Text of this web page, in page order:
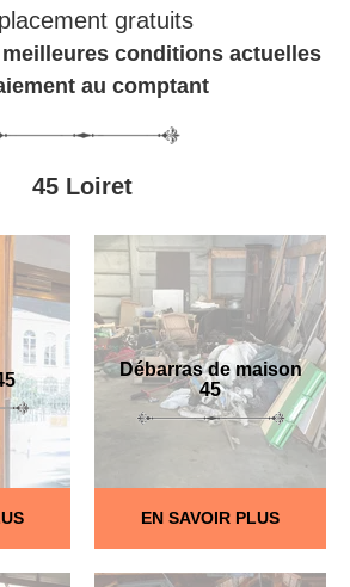
gratuits
conditions actuelles
au comptant
45 Loiret
Débarras de maison
45
EN SAVOIR PLUS